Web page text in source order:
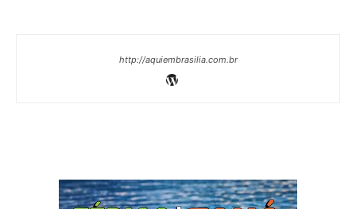
http://aquiembrasilia.com.br